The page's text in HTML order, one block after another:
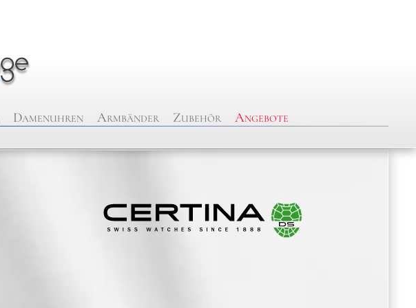
Damenuhren Armbänder Zubehör Angebote